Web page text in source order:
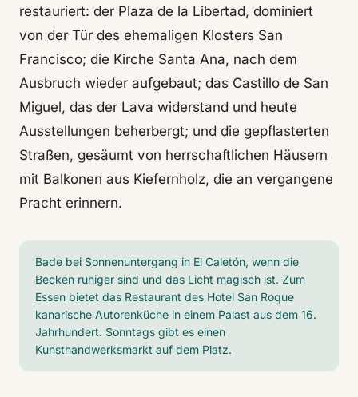
restauriert: der Plaza de la Libertad, dominiert
von der Tür des ehemaligen Klosters San
Francisco; die Kirche Santa Ana, nach dem
Ausbruch wieder aufgebaut; das Castillo de San
Miguel, das der Lava widerstand und heute
Ausstellungen beherbergt; und die gepflasterten
Straßen, gesäumt von herrschaftlichen Häusern
mit Balkonen aus Kiefernholz, die an vergangene
Pracht erinnern.
Bade bei Sonnenuntergang in El Caletón, wenn die
Becken ruhiger sind und das Licht magisch ist. Zum
Essen bietet das Restaurant des Hotel San Roque
kanarische Autorenküche in einem Palast aus dem 16.
Jahrhundert. Sonntags gibt es einen
Kunsthandwerksmarkt auf dem Platz.